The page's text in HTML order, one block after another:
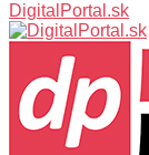
DigitalPortal.sk